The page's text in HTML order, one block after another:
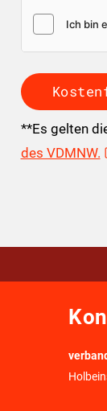
**Es gelten
des VDMNW.